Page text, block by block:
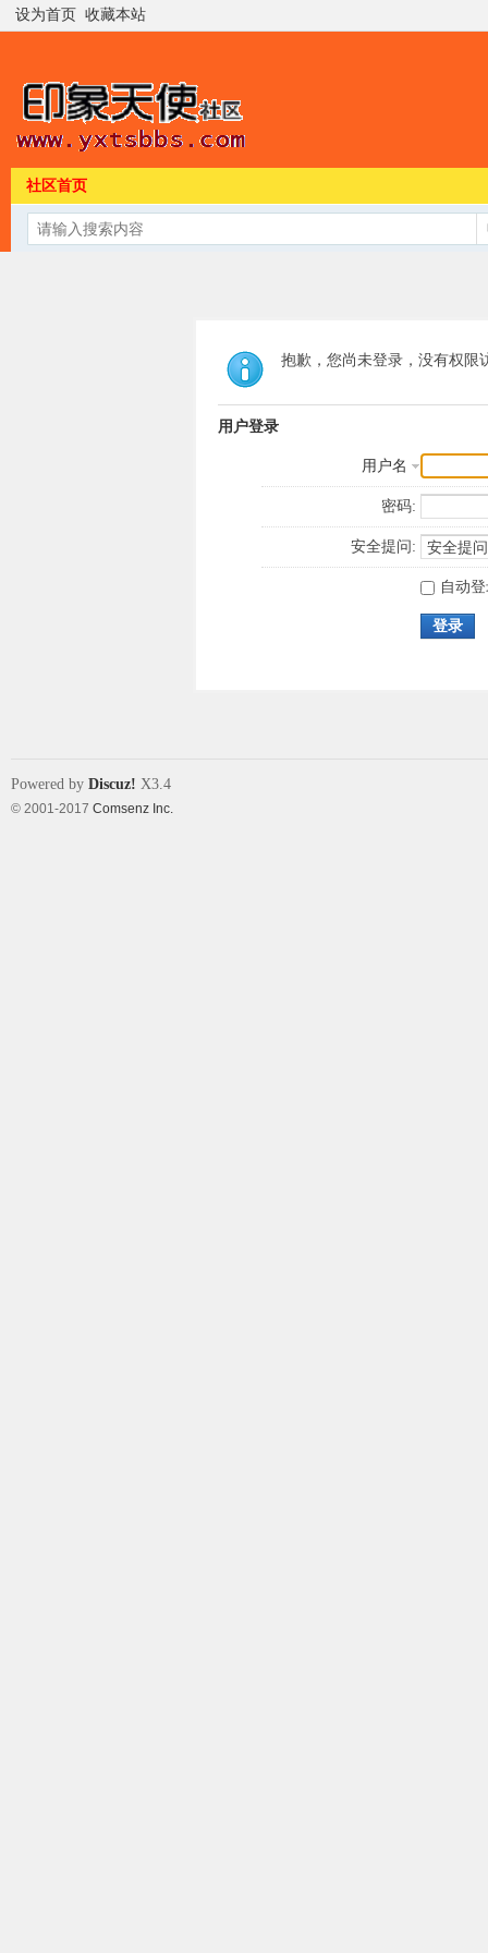
设为首页 收藏本站
社区首页
抱歉，您尚未登录，没有权限
用户登录
用户名
密码:
安全提问:
自动
登录
Powered by Discuz! X3.4
© 2001-2017 Comsenz Inc.